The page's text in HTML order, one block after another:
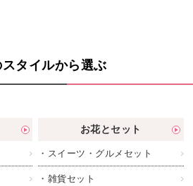
タイルから選ぶ
お花とセット
・スイーツ・グルメセット
・雑貨セット